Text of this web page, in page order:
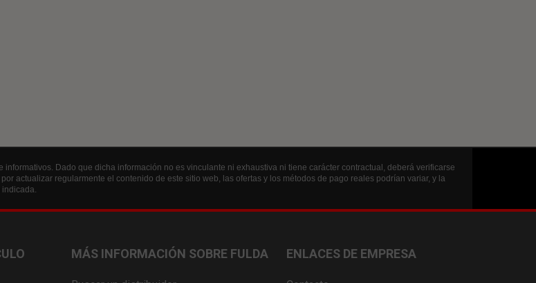
Dado que dicha información no es vinculante ni exhaustiva ni tiene carácter contractual, deberá verificarse
actualizar regularmente el contenido de este sitio web, las ofertas y los métodos de pago reales podrían variar, y la
MÁS INFORMACIÓN SOBRE FULDA ENLACES DE EMPRESA